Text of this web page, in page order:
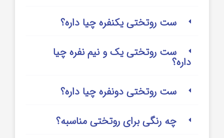
ست روتختی یکنفره چیا داره؟
ست روتختی یک و نیم نفره چیا
داره؟
ست روتختی دونفره چیا داره؟
چه رنگی برای روتختی مناسبه؟